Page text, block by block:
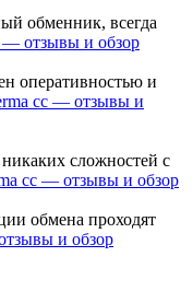
обменник, всегда
— отзывы и обзор
оперативностью и
cc — отзывы и
никаких сложностей с
cc — отзывы и обзор
обмена проходят
и обзор